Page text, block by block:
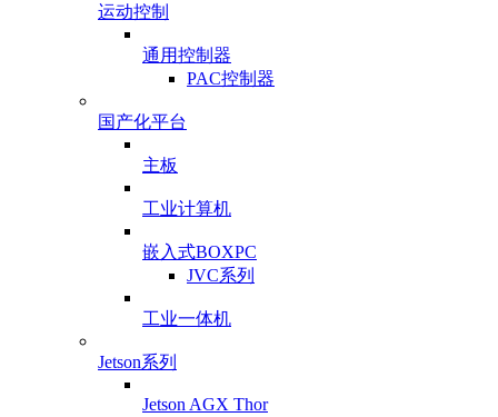
运动控制
通用控制器
PAC控制器
国产化平台
主板
工业计算机
嵌入式BOXPC
JVC系列
工业一体机
Jetson系列
Jetson AGX Thor